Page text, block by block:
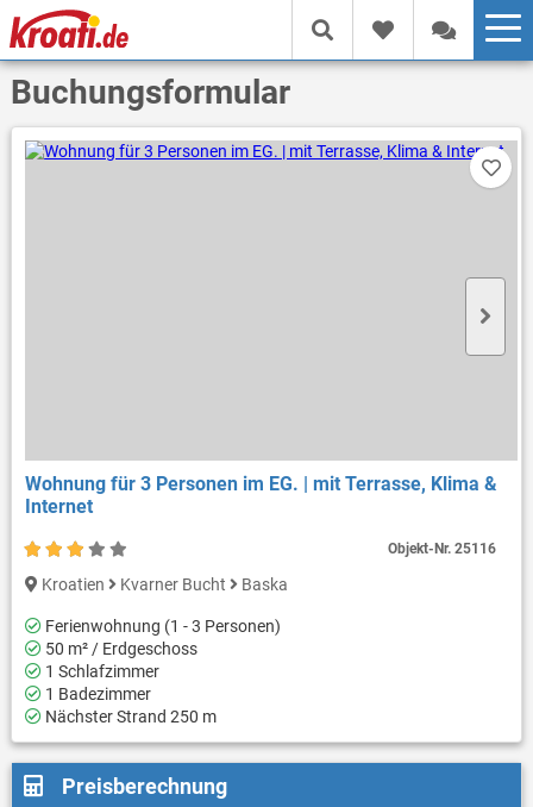
Buchungsformular
Wohnung für 3 Personen im EG. | mit Terrasse, Klima &
Internet
Kroatien Kvarner Bucht Baska
Ferienwohnung (1 - 3 Personen)
50 m² / Erdgeschoss
1 Schlafzimmer
1 Badezimmer
Nächster Strand 250 m
Objekt-Nr. 25116
Preisberechnung